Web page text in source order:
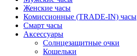
Женские часы
Комиссионные (TRADE-IN) часы
Смарт часы
Аксессуары
Солнцезащитные очки
Кошельки